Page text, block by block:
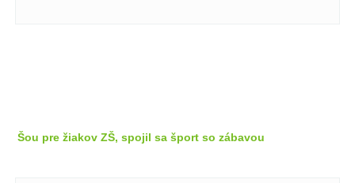
Šou pre žiakov ZŠ, spojil sa šport so zábavou